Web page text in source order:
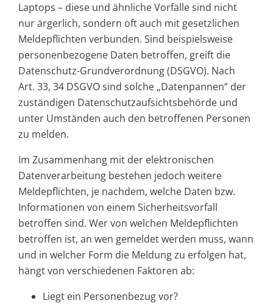
Laptops – diese und ähnliche Vorfälle sind nicht
nur ärgerlich, sondern oft auch mit gesetzlichen
Meldepflichten verbunden. Sind beispielsweise
personenbezogene Daten betroffen, greift die
Datenschutz-Grundverordnung (DSGVO). Nach
Art. 33, 34 DSGVO sind solche „Datenpannen“ der
zuständigen Datenschutzaufsichtsbehörde und
unter Umständen auch den betroffenen Personen
zu melden.
Im Zusammenhang mit der elektronischen
Datenverarbeitung bestehen jedoch weitere
Meldepflichten, je nachdem, welche Daten bzw.
Informationen von einem Sicherheitsvorfall
betroffen sind. Wer von welchen Meldepflichten
betroffen ist, an wen gemeldet werden muss, wann
und in welcher Form die Meldung zu erfolgen hat,
hängt von verschiedenen Faktoren ab:
Liegt ein Personenbezug vor?